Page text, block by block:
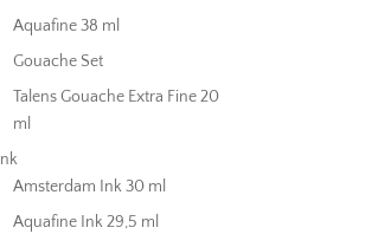
Aquafine 38 ml
Gouache Set
Talens Gouache Extra Fine 20
ml
Ink
Amsterdam Ink 30 ml
Aquafine Ink 29,5 ml